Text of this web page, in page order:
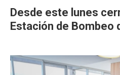
Desde este lunes
Estación de Bombeo